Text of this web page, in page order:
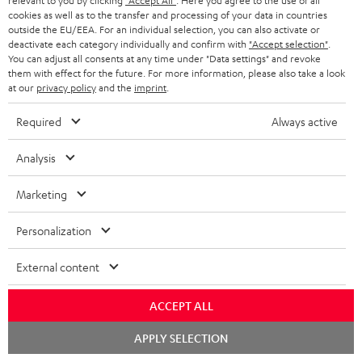
e
n
o
r
t
.
i
k
s
.
i
e
o
n
e
n
m
V
r
s
a
n
m
a
t
i
n
n
z
u
r
G
u
d
i
o
L
x
i
k
o
n
K
o
t
k
t
d
a
t
Persönliche Kaufberatung
+49 30 217 84 217
Häufige Fragen
Kontakt
Store Finder
Erlebe unsere Produkte hautnah und lass dich
persönlich im Store beraten.
Übersicht
cookies as well as to the transfer and processing of your data in countries
outside the EU/EEA. For an individual selection, you can also activate or
deactivate each category individually and confirm with "Accept selection"
You can adjust all consents at any time under "Data settings" and revoke
them with effect for the future. For more information, please also take a look
at our privacy policyand the imprint
Required Always active
Analysis
Marketing
Personalization
External content
ACCEPT ALL
APPLY SELECTION